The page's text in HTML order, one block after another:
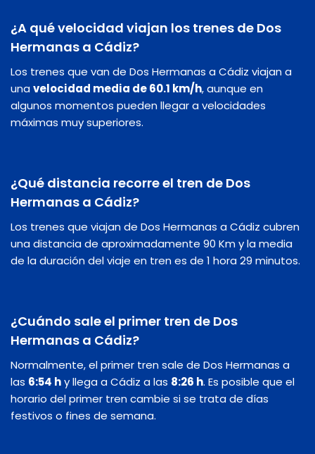
¿A qué velocidad viajan los trenes de Dos
Hermanas a Cádiz?
Los trenes que van de Dos Hermanas a Cádiz viajan a
unavelocidad media de 60.1 km/h, aunque en
algunos momentos pueden llegar a velocidades
máximas muy superiores.
¿Qué distancia recorre el tren de Dos
Hermanas a Cádiz?
Los trenes que viajan de Dos Hermanas a Cádiz cubren
una distancia de aproximadamente 90 Km y la media
de la duración del viaje en tren es de 1 hora 29 minutos.
¿Cuándo sale el primer tren de Dos
Hermanas a Cádiz?
Normalmente, el primer tren sale de Dos Hermanas a
las 6:54 hy llega a Cádiz a las 8:26 h. Es posible que el
horario del primer tren cambie si se trata de días
festivos o fines de semana.